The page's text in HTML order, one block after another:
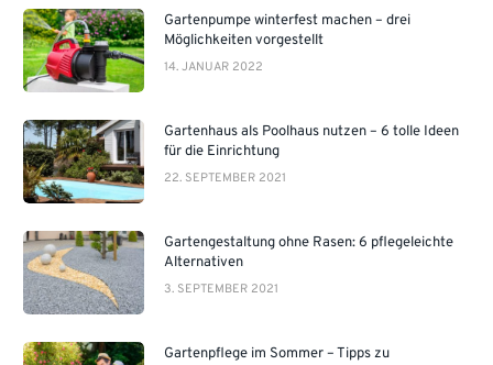
Gartenpumpe winterfest machen – drei
Möglichkeiten vorgestellt
14. JANUAR 2022
Gartenhaus als Poolhaus nutzen – 6 tolle Ideen
für die Einrichtung
22. SEPTEMBER 2021
Gartengestaltung ohne Rasen: 6 pflegeleichte
Alternativen
3. SEPTEMBER 2021
Gartenpflege im Sommer – Tipps zu